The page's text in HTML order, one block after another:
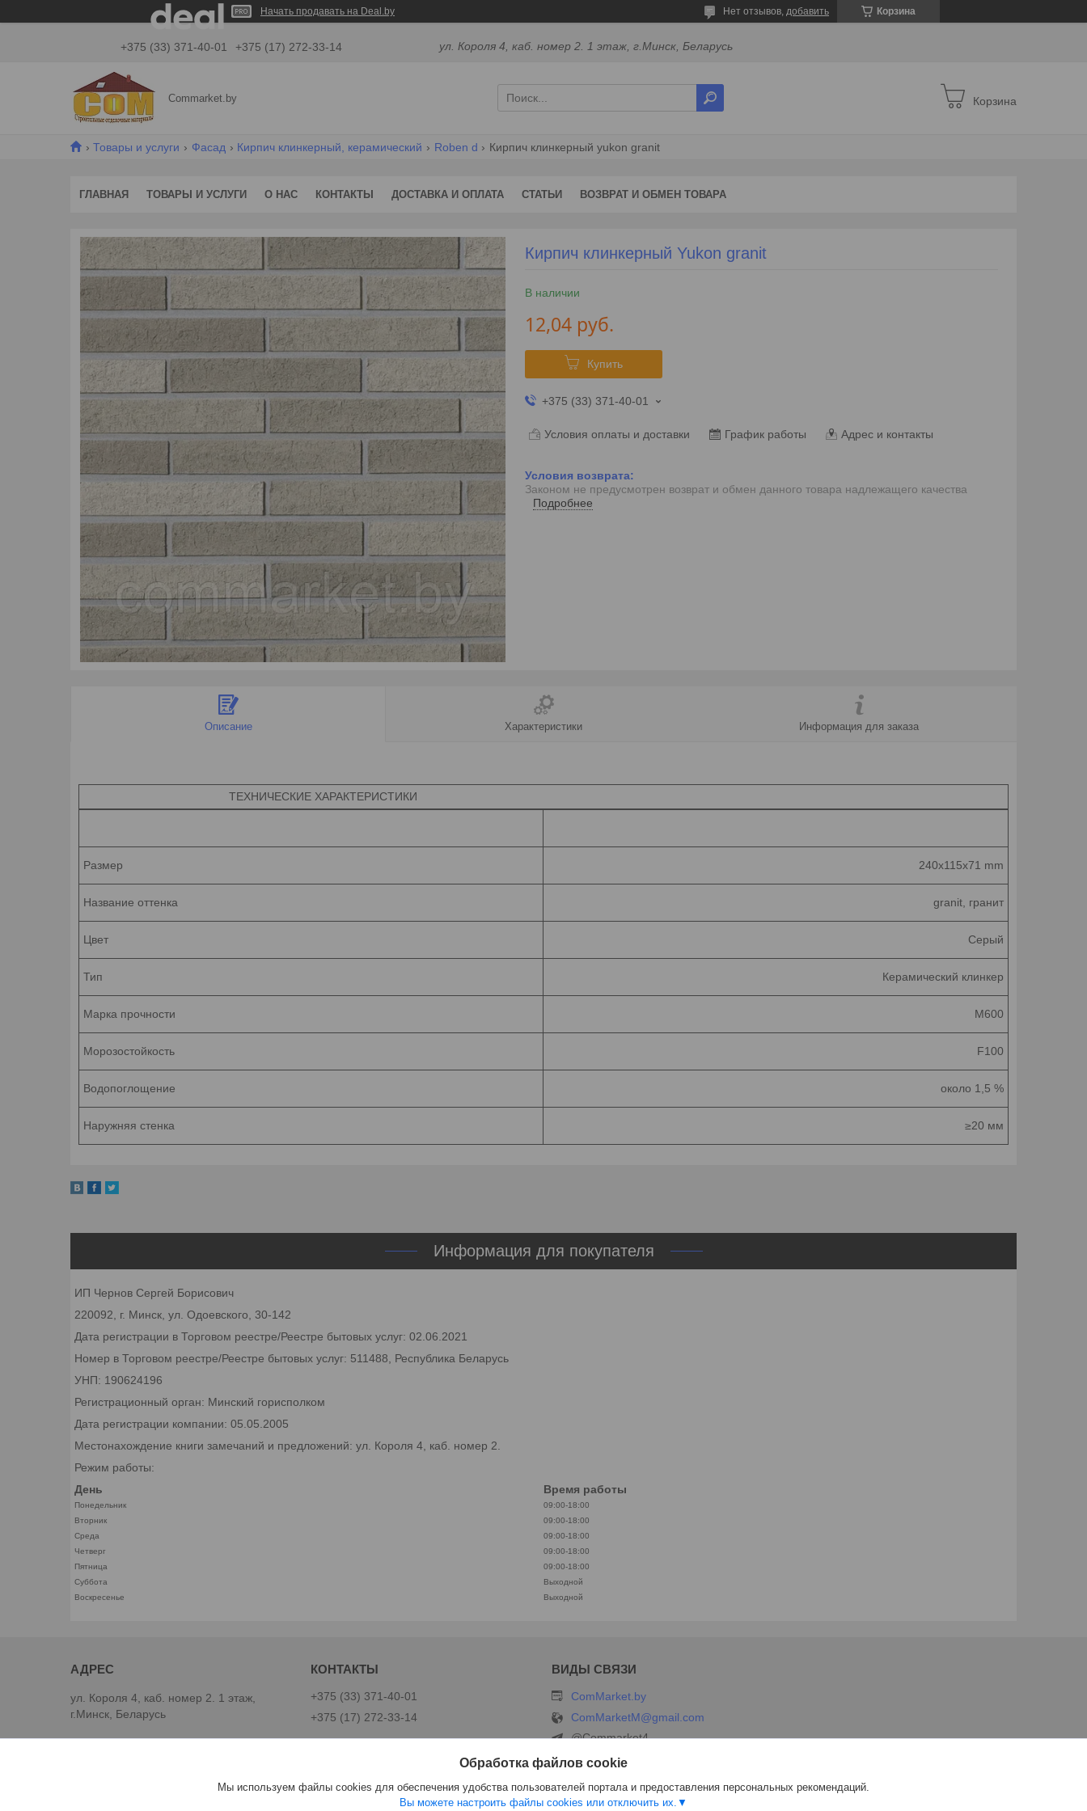
Начать продавать на Deal.by Корзина
Нет отзывов, добавить
+375 (33) 371-40-01 +375 (17) 272-33-14 ул. Короля 4, каб. номер 2. 1 этаж, г.Минск, Беларусь
Commarket.by Корзина
Товары и услуги Фасад Кирпич клинкерный, керамический Roben d Кирпич клинкерный yukon granit
ГЛАВНАЯ ТОВАРЫ И УСЛУГИ О НАС КОНТАКТЫ ДОСТАВКА И ОПЛАТА СТАТЬИ ВОЗВРАТ И ОБМЕН ТОВАРА
Кирпич клинкерный Yukon granit
В наличии
12,04 руб.
Купить
+375 (33) 371-40-01
Условия оплаты и доставки График работы Адрес и контакты
Законом не предусмотрен возврат и обмен данного товара надлежащего качества
Подробнее
Описание Характеристики Информация для заказа
ТЕХНИЧЕСКИЕ ХАРАКТЕРИСТИКИ
Размер 240x115x71 mm
Название оттенка granit, гранит
Цвет Серый
Тип Керамический клинкер
Марка прочности М600
Морозостойкость F100
Водопоглощение около 1,5 %
Наружняя стенка ≥20 мм
Информация для покупателя
ИП Чернов Сергей Борисович
220092, г. Минск, ул. Одоевского, 30-142
Дата регистрации в Торговом реестре/Реестре бытовых услуг: 02.06.2021
Номер в Торговом реестре/Реестре бытовых услуг: 511488, Республика Беларусь
УНП: 190624196
Регистрационный орган: Минский горисполком
Дата регистрации компании: 05.05.2005
Местонахождение книги замечаний и предложений: ул. Короля 4, каб. номер 2.
Режим работы:
День
Время работы
Понедельник
09:00-18:00
Вторник
09:00-18:00
Среда
09:00-18:00
Четверг
09:00-18:00
Пятница
09:00-18:00
Суббота
Выходной
Воскресенье
Выходной
ул. Короля 4, каб. номер 2. 1 этаж,
г.Минск, Беларусь
+375 (33) 371-40-01
+375 (17) 272-33-14
ComMarket.by
ComMarketM@gmail.com
@Commarket4
+375333714001
Обработка файлов cookie
Мы используем файлы cookies для обеспечения удобства пользователей портала и предоставления персональных рекомендаций.
Вы можете настроить файлы cookies или отключить их.